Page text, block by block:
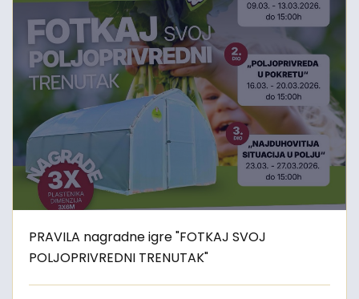
PRAVILA nagradne igre "FOTKAJ SVOJ
POLJOPRIVREDNI TRENUTAK"